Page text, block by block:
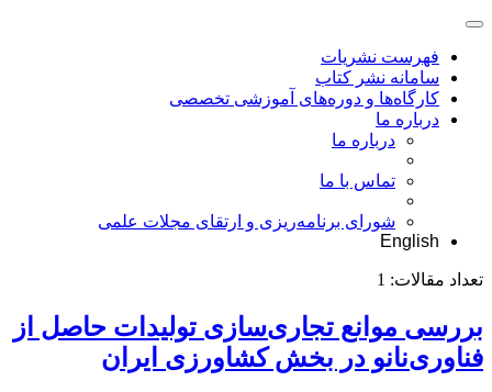
فهرست نشریات
سامانه نشر کتاب
کارگاه‌ها و دوره‌های آموزشی تخصصی
درباره ما
درباره ما
تماس با ما
شورای برنامه‌ریزی و ارتقای مجلات علمی
English
تعداد مقالات: 1
بررسی موانع تجاری‌سازی تولیدات حاصل از
فناوری‌نانو در بخش کشاورزی ایران